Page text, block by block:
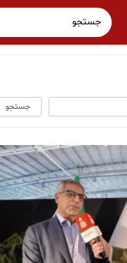
جستجو